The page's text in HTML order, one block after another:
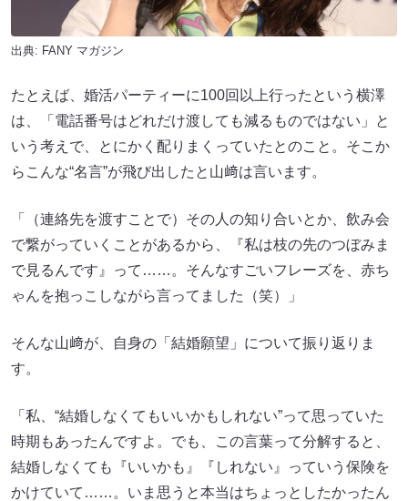
出典: FANY マガジン
たとえば、婚活パーティーに100回以上行ったという横澤
は、「電話番号はどれだけ渡しても減るものではない」と
いう考えで、とにかく配りまくっていたとのこと。そこか
らこんな“名言”が飛び出したと山﨑は言います。
「（連絡先を渡すことで）その人の知り合いとか、飲み会
で繋がっていくことがあるから、『私は枝の先のつぼみま
で見るんです』って……。そんなすごいフレーズを、赤ち
ゃんを抱っこしながら言ってました（笑）」
そんな山﨑が、自身の「結婚願望」について振り返りま
す。
「私、“結婚しなくてもいいかもしれない”って思っていた
時期もあったんですよ。でも、この言葉って分解すると、
結婚しなくても『いいかも』『しれない』っていう保険を
かけていて……。いま思うと本当はちょっとしたかったん